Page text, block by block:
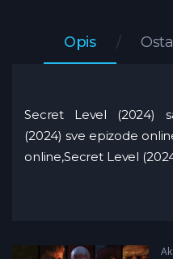
Opis
Secret Level (2024)
(2024) sve epizode
online,Secret Level